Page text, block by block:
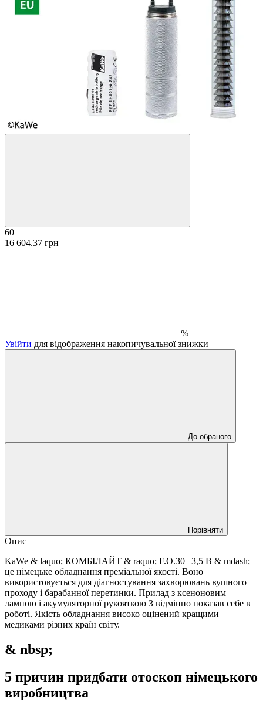
60
16 604.37 грн
%
Увійти для відображення накопичувальної знижки
До обраного
Порівняти
Опис
KaWe & laquo; КОМБІЛАЙТ & raquo; F.O.30 | 3,5 В & mdash;
це німецьке обладнання преміальної якості. Воно
використовується для діагностування захворювань вушного
проходу і барабанної перетинки. Прилад з ксеноновим
лампою і акумуляторної рукояткою З відмінно показав себе в
роботі. Якість обладнання високо оцінений кращими
медиками різних країн світу.
& nbsp;
5 причин придбати отоскоп німецького
виробництва